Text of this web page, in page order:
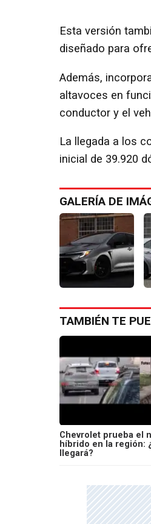
Esta versión
diseñado para
Además,
altavoces en
conductor y el
La llegada a los
inicial de 39.920
GALERÍA DE
TAMBIÉN TE
Chevrolet prueba el
híbrido en la región:
llegará?